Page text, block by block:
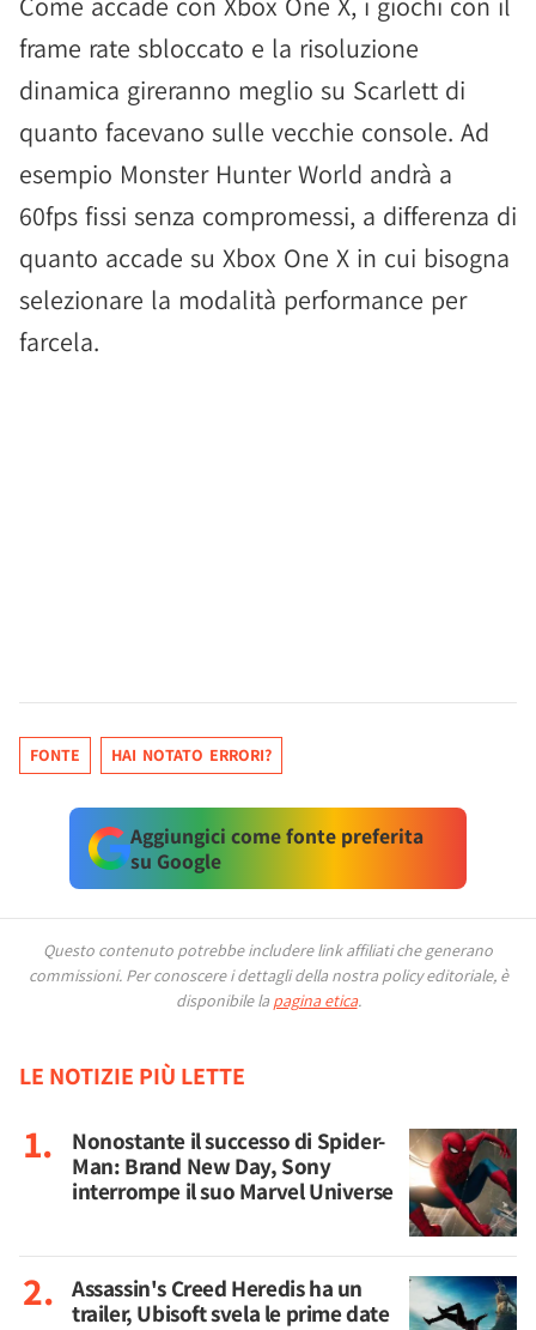
frame rate sbloccato e la risoluzione
dinamica gireranno meglio su Scarlett di
quanto facevano sulle vecchie console. Ad
esempio Monster Hunter World andrà a
60fps fissi senza compromessi, a differenza di
quanto accade su Xbox One X in cui bisogna
selezionare la modalità performance per
farcela.
FONTE HAI NOTATO ERRORI?
Aggiungici come fonte preferita
su Google
Questo contenuto potrebbe includere link affiliati che generano
commissioni. Per conoscere i dettagli della nostra policy editoriale, è
disponibile la pagina etica.
LE NOTIZIE PIÙ LETTE
Nonostante il successo di Spider-
Man: Brand New Day, Sony
interrompe il suo Marvel Universe
Assassin's Creed Heredis ha un
trailer, Ubisoft svela le prime date